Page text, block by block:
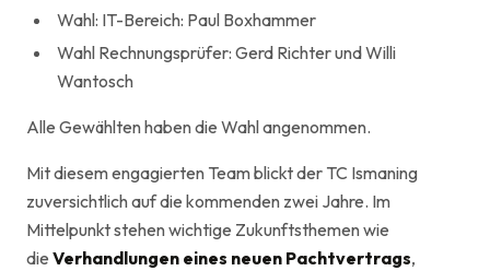
Wahl: IT-Bereich: Paul Boxhammer
Wahl Rechnungsprüfer: Gerd Richter und Willi
Wantosch
Alle Gewählten haben die Wahl angenommen.
Mit diesem engagierten Team blickt der TC Ismaning
zuversichtlich auf die kommenden zwei Jahre. Im
Mittelpunkt stehen wichtige Zukunftsthemen wie
die Verhandlungen eines neuen Pachtvertrags,